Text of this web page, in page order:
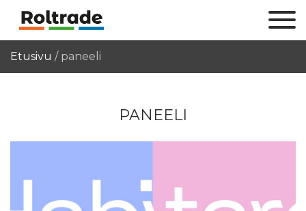
Etusivu / paneeli
PANEELI